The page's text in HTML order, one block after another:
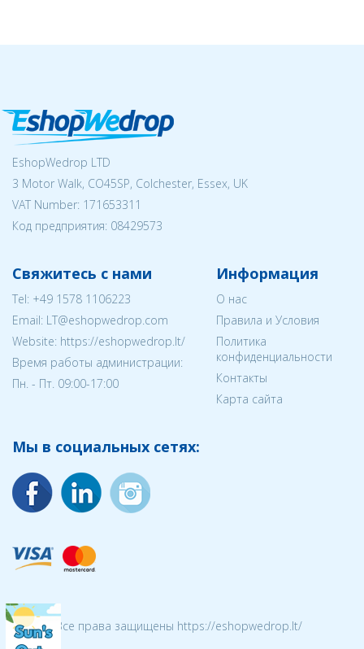
EshopWedrop LTD
3 Motor Walk, CO45SP, Colchester, Essex, UK
VAT Number: 171653311
Код предприятия: 08429573
Свяжитесь с нами
Tel: +49 1578 1106223
Email: LT@eshopwedrop.com
Website: https://eshopwedrop.lt/
Время работы администрации:
Пн. - Пт. 09:00-17:00
Информация
О нас
Правила и Условия
Политика
конфиденциальности
Контакты
Карта сайта
Мы в социальных сетях:
© 2026 Все права защищены https://eshopwedrop.lt/